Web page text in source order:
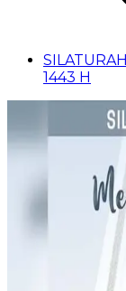
1443 H